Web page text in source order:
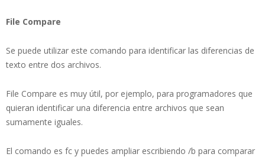
File Compare
Se puede utilizar este comando para identificar las diferencias de
texto entre dos archivos.
File Compare es muy útil, por ejemplo, para programadores que
quieran identificar una diferencia entre archivos que sean
sumamente iguales.
El comando es fc y puedes ampliar escribiendo /b para comparar